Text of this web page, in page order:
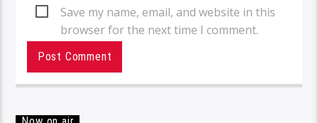
Save my name, email, and website in this
browser for the next time I comment.